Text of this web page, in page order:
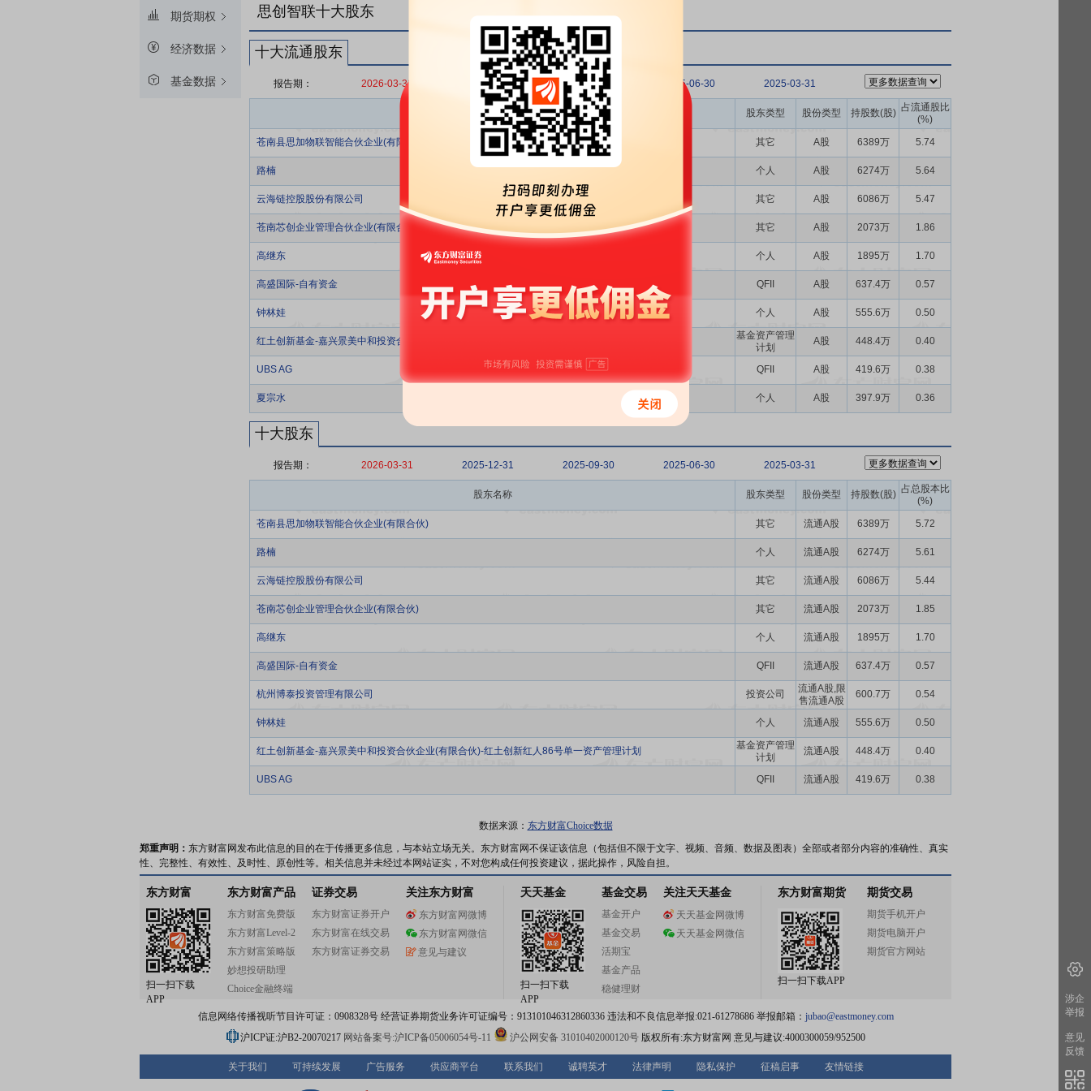
期货期权
经济数据
基金数据
思创智联十大股东
十大流通股东
报告期： 2026-03-31 2025-12-31 2025-09-30 2025-06-30 2025-03-31
股东名称 股东类型 股份类型 持股数(股) 占流通股比
(%)
苍南县思加物联智能合伙企业(有限合伙)
其它 A股 6389万 5.74
路楠 个人 A股 6274万 5.64
云海链控股股份有限公司 其它 A股 6086万 5.47
苍南芯创企业管理合伙企业(有限合伙) 其它 A股 2073万 1.86
高继东 个人 A股 1895万 1.70
高盛国际-自有资金 QFII A股 637.4万 0.57
钟林娃 个人 A股 555.6万 0.50
红土创新基金-嘉兴景美中和投资合伙企业(有限合伙)-红土创新红人86号单一资产管理计划
基金资产管理
计划
A股 448.4万 0.40
UBS AG QFII A股 419.6万 0.38
夏宗水 个人 A股 397.9万 0.36
十大股东
报告期： 2026-03-31 2025-12-31 2025-09-30 2025-06-30 2025-03-31
股东名称 股东类型 股份类型 持股数(股) 占总股本比
(%)
苍南县思加物联智能合伙企业(有限合伙)
其它 流通A股 6389万 5.72
路楠 个人 流通A股 6274万 5.61
云海链控股股份有限公司 其它 流通A股 6086万 5.44
苍南芯创企业管理合伙企业(有限合伙) 其它 流通A股 2073万 1.85
高继东 个人 流通A股 1895万 1.70
高盛国际-自有资金 QFII 流通A股 637.4万 0.57
杭州博泰投资管理有限公司 投资公司
流通A股,限
售流通A股
600.7万 0.54
钟林娃 个人 流通A股 555.6万 0.50
红土创新基金-嘉兴景美中和投资合伙企业(有限合伙)-红土创新红人86号单一资产管理计划
基金资产管理
计划
流通A股 448.4万 0.40
UBS AG QFII 流通A股 419.6万 0.38
数据来源： 东方财富Choice数据
郑重声明： 东方财富网发布此信息的目的在于传播更多信息，与本站立场无关。东方财富网不保证该信息（包括但不限于文字、视频、音频、数据及图表）全部或者部分内容的准确性、真实
性、完整性、有效性、及时性、原创性等。相关信息并未经过本网站证实，不对您构成任何投资建议，据此操作，风险自担。
东方财富
扫一扫下载
APP
东方财富产品
东方财富免费版
东方财富Level-2
东方财富策略版
妙想投研助理
Choice金融终端
证券交易
东方财富证券开户
东方财富在线交易
东方财富证券交易
关注东方财富
东方财富网微博
东方财富网微信
意见与建议
天天基金
扫一扫下载
APP
基金交易
基金开户
基金交易
活期宝
基金产品
稳健理财
关注天天基金
天天基金网微博
天天基金网微信
东方财富期货
扫一扫下载APP
期货交易
期货手机开户
期货电脑开户
期货官方网站
信息网络传播视听节目许可证：0908328号 经营证券期货业务许可证编号：913101046312860336 违法和不良信息举报:021-61278686 举报邮箱： jubao@eastmoney.com
沪ICP证:沪B2-20070217 网站备案号:沪ICP备05006054号-11 沪公网安备 31010402000120号版权所有:东方财富网 意见与建议:4000300059/952500
关于我们 可持续发展 广告服务 供应商平台 联系我们 诚聘英才 法律声明 隐私保护 征稿启事 友情链接
涉企
举报
意见
反馈